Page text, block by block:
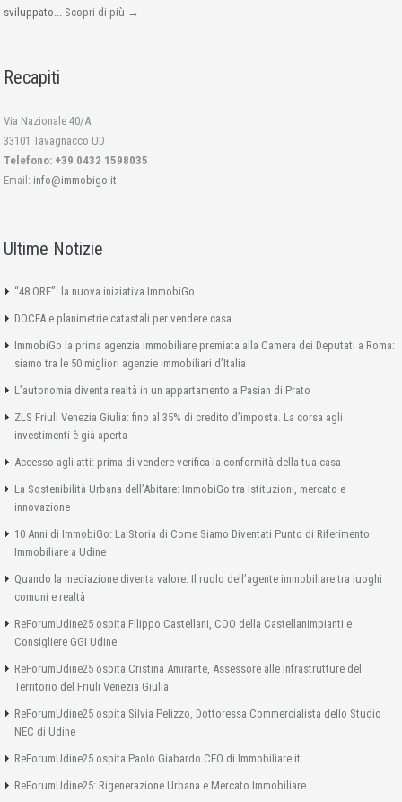
sviluppato... Scopri di più →
Recapiti
Via Nazionale 40/A
33101 Tavagnacco UD
Telefono: +39 0432 1598035
Email: info@immobigo.it
Ultime Notizie
“48 ORE”: la nuova iniziativa ImmobiGo
DOCFA e planimetrie catastali per vendere casa
ImmobiGo la prima agenzia immobiliare premiata alla Camera dei Deputati a Roma:
siamo tra le 50 migliori agenzie immobiliari d’Italia
L’autonomia diventa realtà in un appartamento a Pasian di Prato
ZLS Friuli Venezia Giulia: fino al 35% di credito d’imposta. La corsa agli
investimenti è già aperta
Accesso agli atti: prima di vendere verifica la conformità della tua casa
La Sostenibilità Urbana dell’Abitare: ImmobiGo tra Istituzioni, mercato e
innovazione
10 Anni di ImmobiGo: La Storia di Come Siamo Diventati Punto di Riferimento
Immobiliare a Udine
Quando la mediazione diventa valore. Il ruolo dell’agente immobiliare tra luoghi
comuni e realtà
ReForumUdine25 ospita Filippo Castellani, COO della Castellanimpianti e
Consigliere GGI Udine
ReForumUdine25 ospita Cristina Amirante, Assessore alle Infrastrutture del
Territorio del Friuli Venezia Giulia
ReForumUdine25 ospita Silvia Pelizzo, Dottoressa Commercialista dello Studio
NEC di Udine
ReForumUdine25 ospita Paolo Giabardo CEO di Immobiliare.it
ReForumUdine25: Rigenerazione Urbana e Mercato Immobiliare